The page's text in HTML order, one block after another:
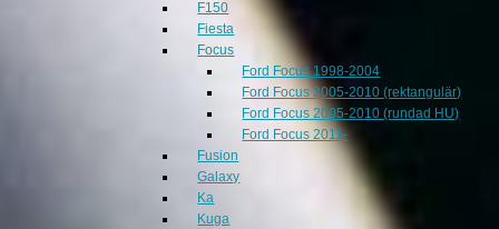
F150
Fiesta
Focus
Ford Focus 1998-2004
Ford Focus 2005-2010 (rektangulär)
Ford Focus 2005-2010 (rundad HU)
Ford Focus 2011-
Fusion
Galaxy
Ka
Kuga